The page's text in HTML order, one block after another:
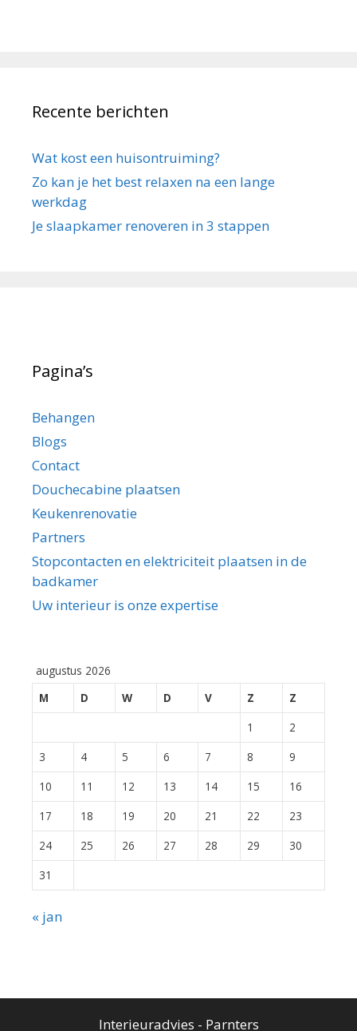
Recente berichten
Wat kost een huisontruiming?
Zo kan je het best relaxen na een lange
werkdag
Je slaapkamer renoveren in 3 stappen
Pagina’s
Behangen
Blogs
Contact
Douchecabine plaatsen
Keukenrenovatie
Partners
Stopcontacten en elektriciteit plaatsen in de
badkamer
Uw interieur is onze expertise
augustus 2026
M
D W D V Z
Z
1
2
3
4 5 6 7 8
9
10
11 12 13 14 15
16
17
18 19 20 21 22
23
24
25 26 27 28 29
30
31
« jan
Interieuradvies - Parnters